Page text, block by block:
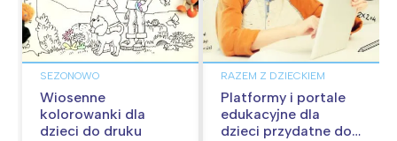
SEZONOWO
Wiosenne
kolorowanki dla
dzieci do druku
RAZEM Z DZIECKIEM
Platformy i portale
edukacyjne dla
dzieci przydatne do